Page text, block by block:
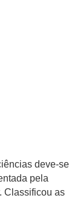
deve-se
pela
Classificou as